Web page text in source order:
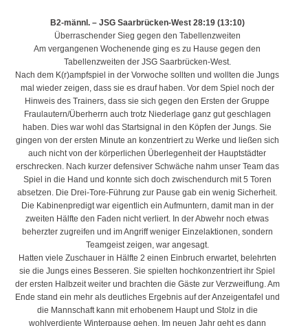
B2-männl. – JSG Saarbrücken-West 28:19 (13:10)
Überraschender Sieg gegen den Tabellenzweiten
Am vergangenen Wochenende ging es zu Hause gegen den
Tabellenzweiten der JSG Saarbrücken-West.
Nach dem K(r)ampfspiel in der Vorwoche sollten und wollten die Jungs
mal wieder zeigen, dass sie es drauf haben. Vor dem Spiel noch der
Hinweis des Trainers, dass sie sich gegen den Ersten der Gruppe
Fraulautern/Überherrn auch trotz Niederlage ganz gut geschlagen
haben. Dies war wohl das Startsignal in den Köpfen der Jungs. Sie
gingen von der ersten Minute an konzentriert zu Werke und ließen sich
auch nicht von der körperlichen Überlegenheit der Hauptstädter
erschrecken. Nach kurzer defensiver Schwäche nahm unser Team das
Spiel in die Hand und konnte sich doch zwischendurch mit 5 Toren
absetzen. Die Drei-Tore-Führung zur Pause gab ein wenig Sicherheit.
Die Kabinenpredigt war eigentlich ein Aufmuntern, damit man in der
zweiten Hälfte den Faden nicht verliert. In der Abwehr noch etwas
beherzter zugreifen und im Angriff weniger Einzelaktionen, sondern
Teamgeist zeigen, war angesagt.
Hatten viele Zuschauer in Hälfte 2 einen Einbruch erwartet, belehrten
sie die Jungs eines Besseren. Sie spielten hochkonzentriert ihr Spiel
der ersten Halbzeit weiter und brachten die Gäste zur Verzweiflung. Am
Ende stand ein mehr als deutliches Ergebnis auf der Anzeigentafel und
die Mannschaft kann mit erhobenem Haupt und Stolz in die
wohlverdiente Winterpause gehen. Im neuen Jahr geht es dann